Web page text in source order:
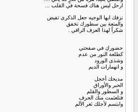
ارحل ليس هناك فسحة في القلب …
نزفك ايها الوجيه جعل الذكرى تفيض
والمتعة بين سطورك تخفق
شكراً لهذا العزف الراقي .
حضوركِ في صفحتي
كطلعة النور من عدم
وشذى الورود
و انهمارات الديم
مديحك أخجل
الحبر والأوراق
و السطور والقلم
فتلعثمت منك الحرف
وابتسم لأجلك ثغر الألم